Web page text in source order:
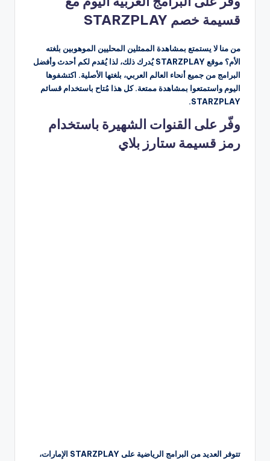
قسيمة خصم STARZPLAY
من منا لا يستمتع بمشاهدة الممثلين المحليين الموهوبين بلغته
الأم؟ موقع STARZPLAY يُدرك ذلك، لذا يُقدم لكم أحدث وأفضل
البرامج من جميع أنحاء العالم العربي، بلغتها الأصلية. اكتشفوها
اليوم واستمتعوا بمشاهدة ممتعة. كل هذا مُتاح باستخدام قسائم
STARZPLAY.
وفّر على القنوات الشهيرة باستخدام
رمز قسيمة ستارز بلاي
تتوفر العديد من البرامج الرياضية على STARZPLAY الإمارات،